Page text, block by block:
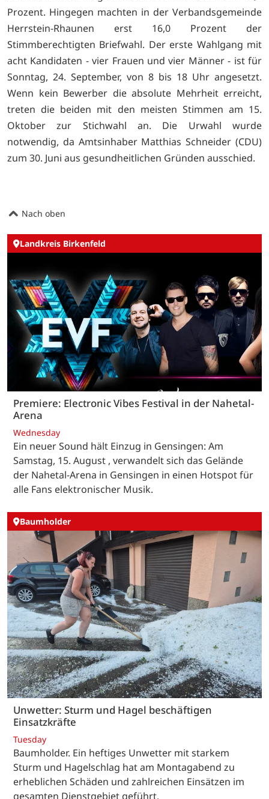
Prozent. Hingegen machten in der Verbandsgemeinde
Herrstein-Rhaunen erst 16,0 Prozent der
Stimmberechtigten Briefwahl. Der erste Wahlgang mit
acht Kandidaten - vier Frauen und vier Männer - ist für
Sonntag, 24. September, von 8 bis 18 Uhr angesetzt.
Wenn kein Bewerber die absolute Mehrheit erreicht,
treten die beiden mit den meisten Stimmen am 15.
Oktober zur Stichwahl an. Die Urwahl wurde
notwendig, da Amtsinhaber Matthias Schneider (CDU)
zum 30. Juni aus gesundheitlichen Gründen ausschied.
Nach oben
Landkreis Birkenfeld
Premiere: Electronic Vibes Festival in der Nahetal-
Arena
Wednesday
Ein neuer Sound hält Einzug in Gensingen: Am
Samstag, 15. August , verwandelt sich das Gelände
der Nahetal-Arena in Gensingen in einen Hotspot für
alle Fans elektronischer Musik.
Baumholder
Unwetter: Sturm und Hagel beschäftigen
Einsatzkräfte
Tuesday
Baumholder. Ein heftiges Unwetter mit starkem
Sturm und Hagelschlag hat am Montagabend zu
erheblichen Schäden und zahlreichen Einsätzen im
gesamten Dienstgebiet geführt.